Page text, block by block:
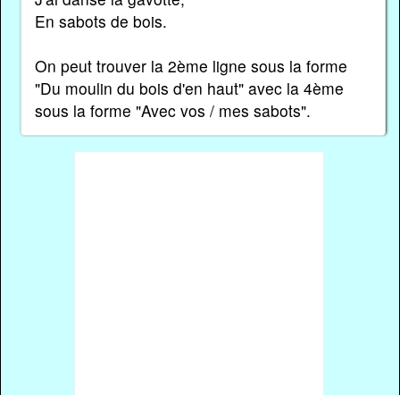
En sabots de bois.
On peut trouver la 2ème ligne sous la forme
"Du moulin du bois d'en haut" avec la 4ème
sous la forme "Avec vos / mes sabots".